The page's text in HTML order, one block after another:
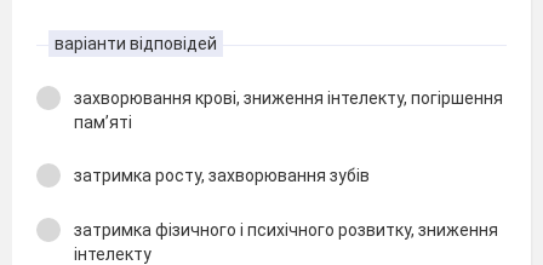
варіанти відповідей
захворювання крові, зниження інтелекту, погіршення
пам’яті
затримка росту, захворювання зубів
затримка фізичного і психічного розвитку, зниження
інтелекту